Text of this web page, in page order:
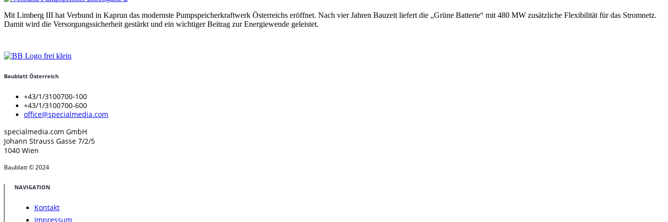
Mit Limberg III hat Verbund in Kaprun das modernste Pumpspeicherkraftwerk Österreichs eröffnet. Nach vier Jahren Bauzeit liefert die „Grüne Batterie“ mit 480 MW zusätzliche Flexibilität für das Stromnetz.
Damit wird die Versorgungssicherheit gestärkt und ein wichtiger Beitrag zur Energiewende geleistet.
Baublatt Österreich
+43/1/3100700-100
+43/1/3100700-600
office@specialmedia.com
specialmedia.com GmbH
Johann Strauss Gasse 7/2/5
1040 Wien
Baublatt © 2024
NAVIGATION
Kontakt
Impressum